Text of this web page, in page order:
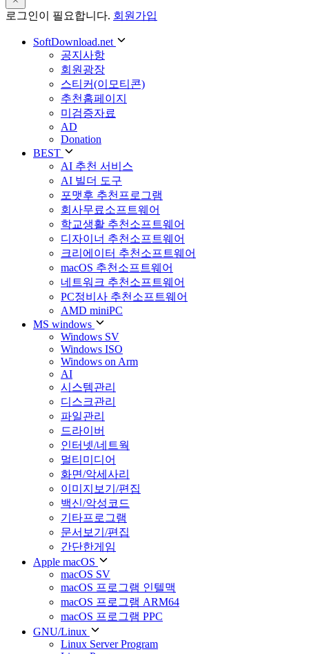
로그인이 필요합니다. 회원가입
SoftDownload.net
공지사항
회원광장
스티커(이모티콘)
추천홈페이지
미검증자료
AD
Donation
BEST
AI 추천 서비스
AI 빌더 도구
포맷후 추천프로그램
회사무료소프트웨어
학교생활 추천소프트웨어
디자이너 추천소프트웨어
크리에이터 추천소프트웨어
macOS 추천소프트웨어
네트워크 추천소프트웨어
PC정비사 추천소프트웨어
AMD miniPC
MS windows
Windows SV
Windows ISO
Windows on Arm
AI
시스템관리
디스크관리
파일관리
드라이버
인터넷/네트웍
멀티미디어
화면/악세사리
이미지보기/편집
백신/악성코드
기타프로그램
문서보기/편집
간단한게임
Apple macOS
macOS SV
macOS 프로그램 인텔맥
macOS 프로그램 ARM64
macOS 프로그램 PPC
GNU/Linux
Linux Server Program